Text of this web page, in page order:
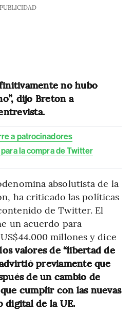
PUBLICIDAD
no hubo
dijo Breton a
a patrocinadores
la compra de Twitter
absolutista de la
ha criticado las políticas
de Twitter. El
un acuerdo para
millones y dice
valores de “libertad de
previamente que
de un cambio de
cumplir con las nuevas
digital de la UE.